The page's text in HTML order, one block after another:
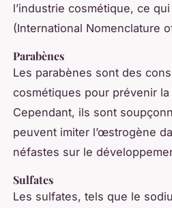
l’industrie cosmétique, ce
(International Nomenclature
Parabènes
Les parabènes sont des
cosmétiques pour prévenir
Cependant, ils sont
peuvent imiter l’œstrogène
néfastes sur le
Sulfates
Les sulfates, tels que le